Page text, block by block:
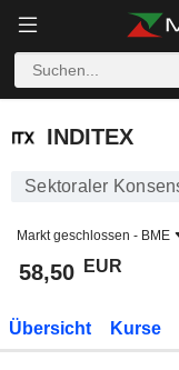
INDITEX
INDITEX
Sektoraler
Markt geschlossen - BME
58,50 EUR
Übersicht Kurse